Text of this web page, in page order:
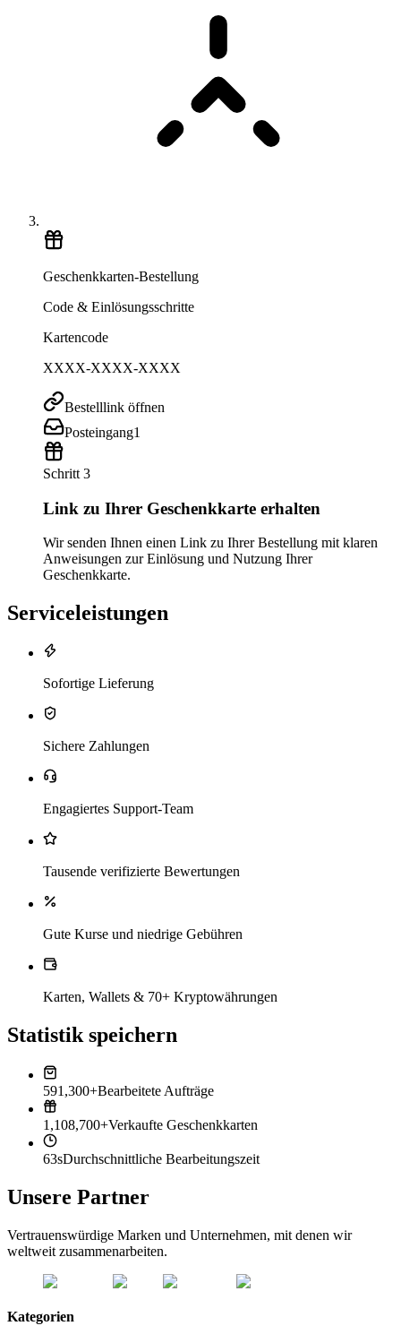
Geschenkkarten-Bestellung
Code & Einlösungsschritte
Kartencode
XXXX-XXXX-XXXX
Bestelllink öffnen
Posteingang1
Schritt 3
Link zu Ihrer Geschenkkarte erhalten
Wir senden Ihnen einen Link zu Ihrer Bestellung mit klaren
Anweisungen zur Einlösung und Nutzung Ihrer
Geschenkkarte.
Serviceleistungen
Sofortige Lieferung
Sichere Zahlungen
Engagiertes Support-Team
Tausende verifizierte Bewertungen
Gute Kurse und niedrige Gebühren
Karten, Wallets & 70+ Kryptowährungen
Statistik speichern
591,300+Bearbeitete Aufträge
1,108,700+Verkaufte Geschenkkarten
63sDurchschnittliche Bearbeitungszeit
Unsere Partner
Vertrauenswürdige Marken und Unternehmen, mit denen wir
weltweit zusammenarbeiten.
Kategorien